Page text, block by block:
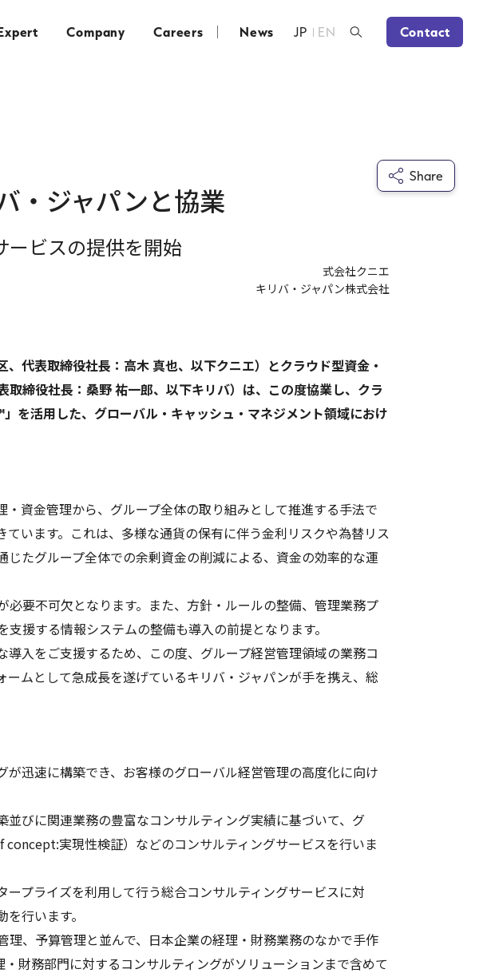
Company Careers News EN
JP Contact
・ジャパンと協業
ービスの提供を開始
式会社クニエ
キリバ・ジャパン株式会社
Share
代表取締役社長：高木 真也、以下クニエ）とクラウド型資金・
締役社長：桑野 祐一郎、以下キリバ）は、この度協業し、クラ
を活用した、グローバル・キャッシュ・マネジメント領域におけ
資金管理から、グループ全体の取り組みとして推進する手法で
います。これは、多様な通貨の保有に伴う金利リスクや為替リス
たグループ全体での余剰資金の削減による、資金の効率的な運
要不可欠となります。また、方針・ルールの整備、管理業務プ
援する情報システムの整備も導入の前提となります。
入をご支援するため、この度、グループ経営管理領域の業務コ
ムとして急成長を遂げているキリバ・ジャパンが手を携え、総
迅速に構築でき、お客様のグローバル経営管理の高度化に向け
びに関連業務の豊富なコンサルティング実績に基づいて、グ
実現性検証）などのコンサルティングサービスを行いま
プライズを利用して行う総合コンサルティングサービスに対
行います。
、予算管理と並んで、日本企業の経理・財務業務のなかで手作
財務部門に対するコンサルティングがソリューションまで含めて